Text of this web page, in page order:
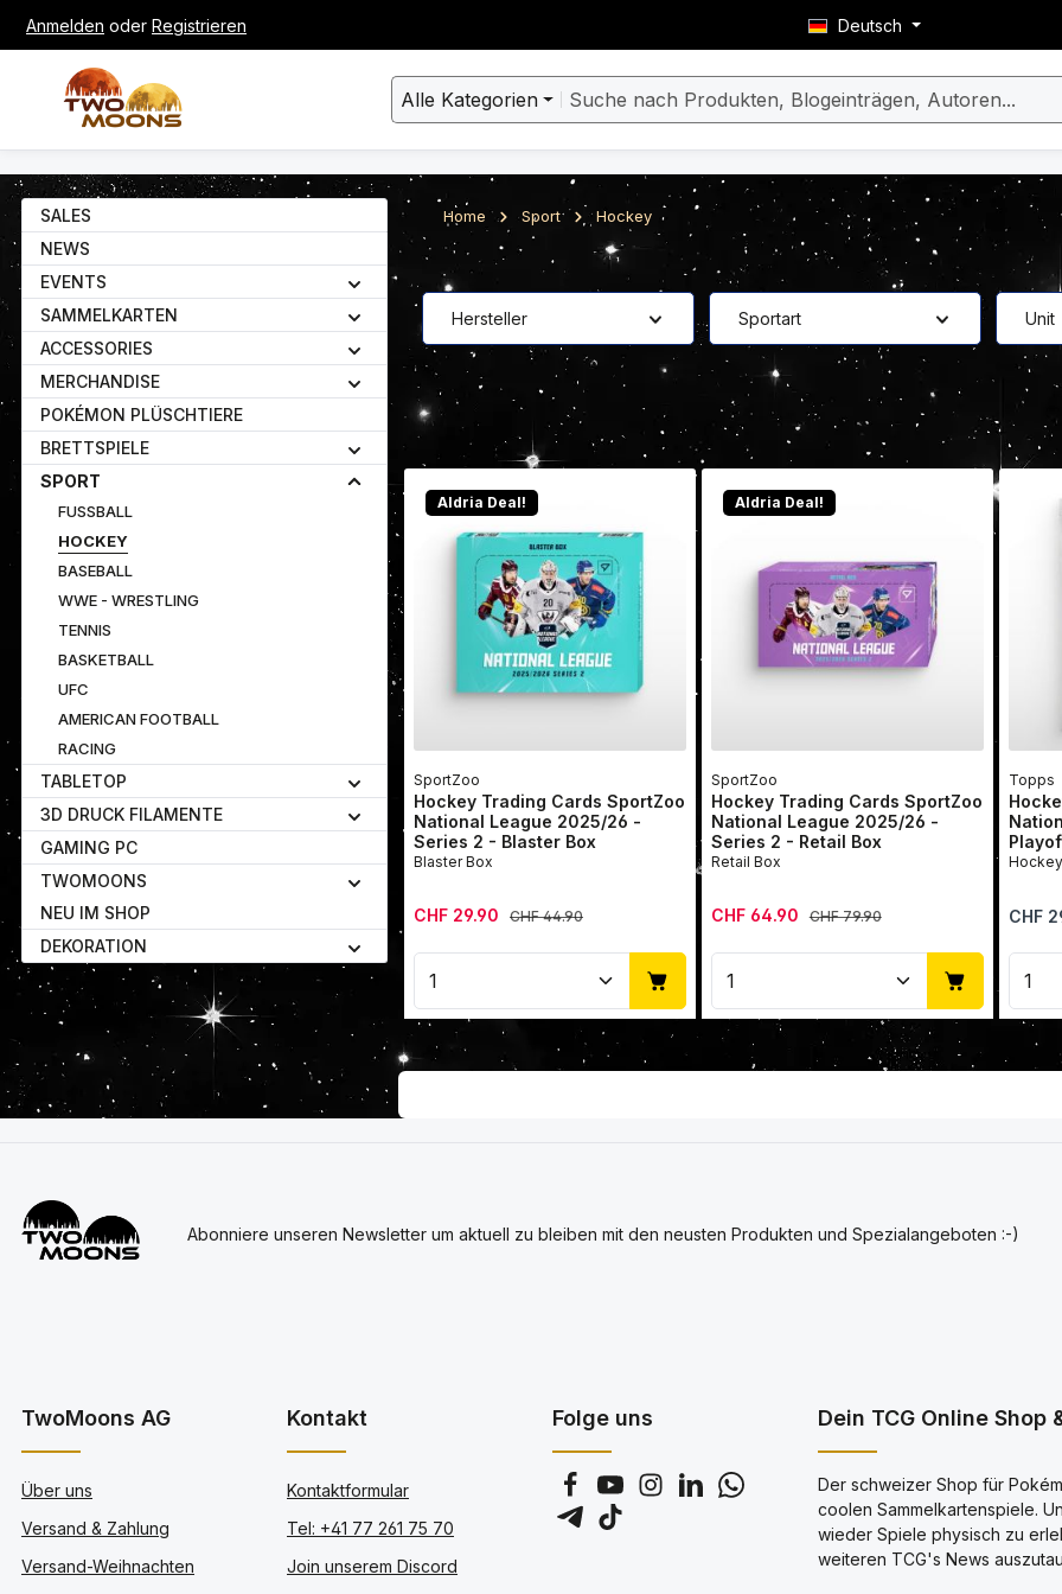
Hauptinhalt springen
Zur Suche springen
Anmelden oder Registrieren Deutsch
Alle Kategorien
SALES
NEWS
EVENTS
SAMMELKARTEN
ACCESSORIES
MERCHANDISE
POKÉMON PLÜSCHTIERE
BRETTSPIELE
SPORT
FUSSBALL
HOCKEY
BASEBALL
WWE - WRESTLING
TENNIS
BASKETBALL
UFC
AMERICAN FOOTBALL
RACING
TABLETOP
3D DRUCK FILAMENTE
GAMING PC
TWOMOONS
NEU IM SHOP
DEKORATION
Home Sport Hockey
Hersteller Sportart Unit
Aldria Deal!
SportZoo
Hockey Trading Cards SportZoo
National League 2025/26 -
Series 2 - Blaster Box
Blaster Box
Verkaufspreis:
CHF 29.90 Regulärer Preis:
CHF 44.90
Produkt Anzahl: Gib den gewünschten Wert
Aldria Deal!
SportZoo
Hockey Trading Cards SportZoo
National League 2025/26 -
Series 2 - Retail Box
Retail Box
Verkaufspreis:
CHF 64.90 Regulärer Preis:
CHF 79.90
Produkt Anzahl: Gib
Topps
CHF
Abonniere unseren Newsletter um aktuell zu bleiben mit den neusten Produkten und Spezialangeboten :-)
TwoMoons AG
Über uns
Versand & Zahlung
Versand-Weihnachten
Kontakt
Kontaktformular
Tel: +41 77 261 75 70
Join unserem Discord
Folge uns Dein TCG Online
Der schweizer Shop für
coolen Sammelkartenspiele.
wieder Spiele physisch zu
weiteren TCG's News